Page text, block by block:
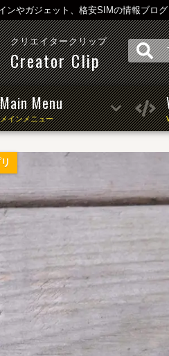
ンやガジェット、格安SIMの情報ブロ
クリエイタークリップ
Creator Clip
Main Menu
メインメニュー